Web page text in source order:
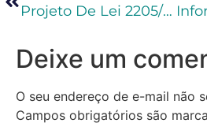
Projeto De Lei 2205/20 Classifica Furto Ou Roubo De EPI Como Crime Hediondo
Deixe um
O seu endereço de e-mail não
Campos obrigatórios são